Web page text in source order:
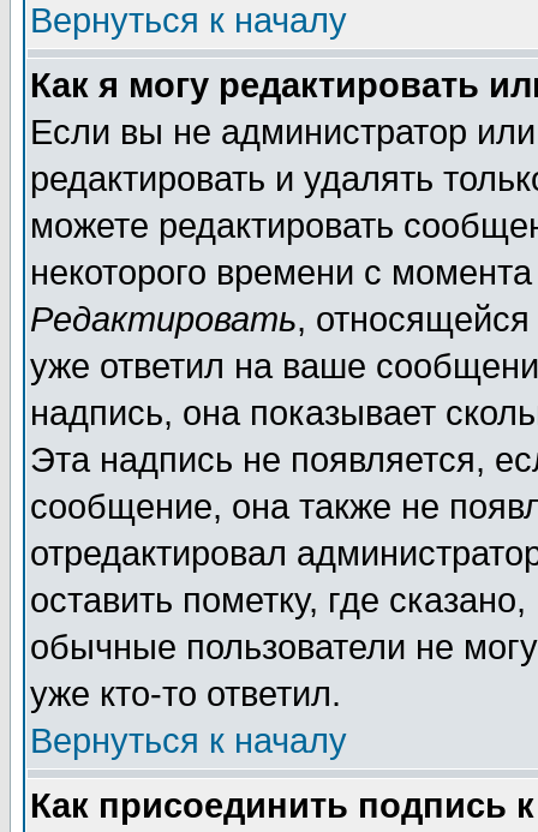
Вернуться к началу
Как я могу редактировать
Если вы не администратор
редактировать и удалять
можете редактировать
некоторого времени с
Редактировать,
уже ответил на ваше
надпись, она показывает
Эта надпись не появляется,
сообщение, она также не
отредактировал
оставить пометку, где
обычные пользователи не
уже кто-то ответил.
Вернуться к началу
Как присоединить подпись